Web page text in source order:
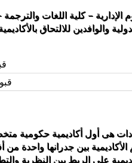
الإدارية – كلية اللغات